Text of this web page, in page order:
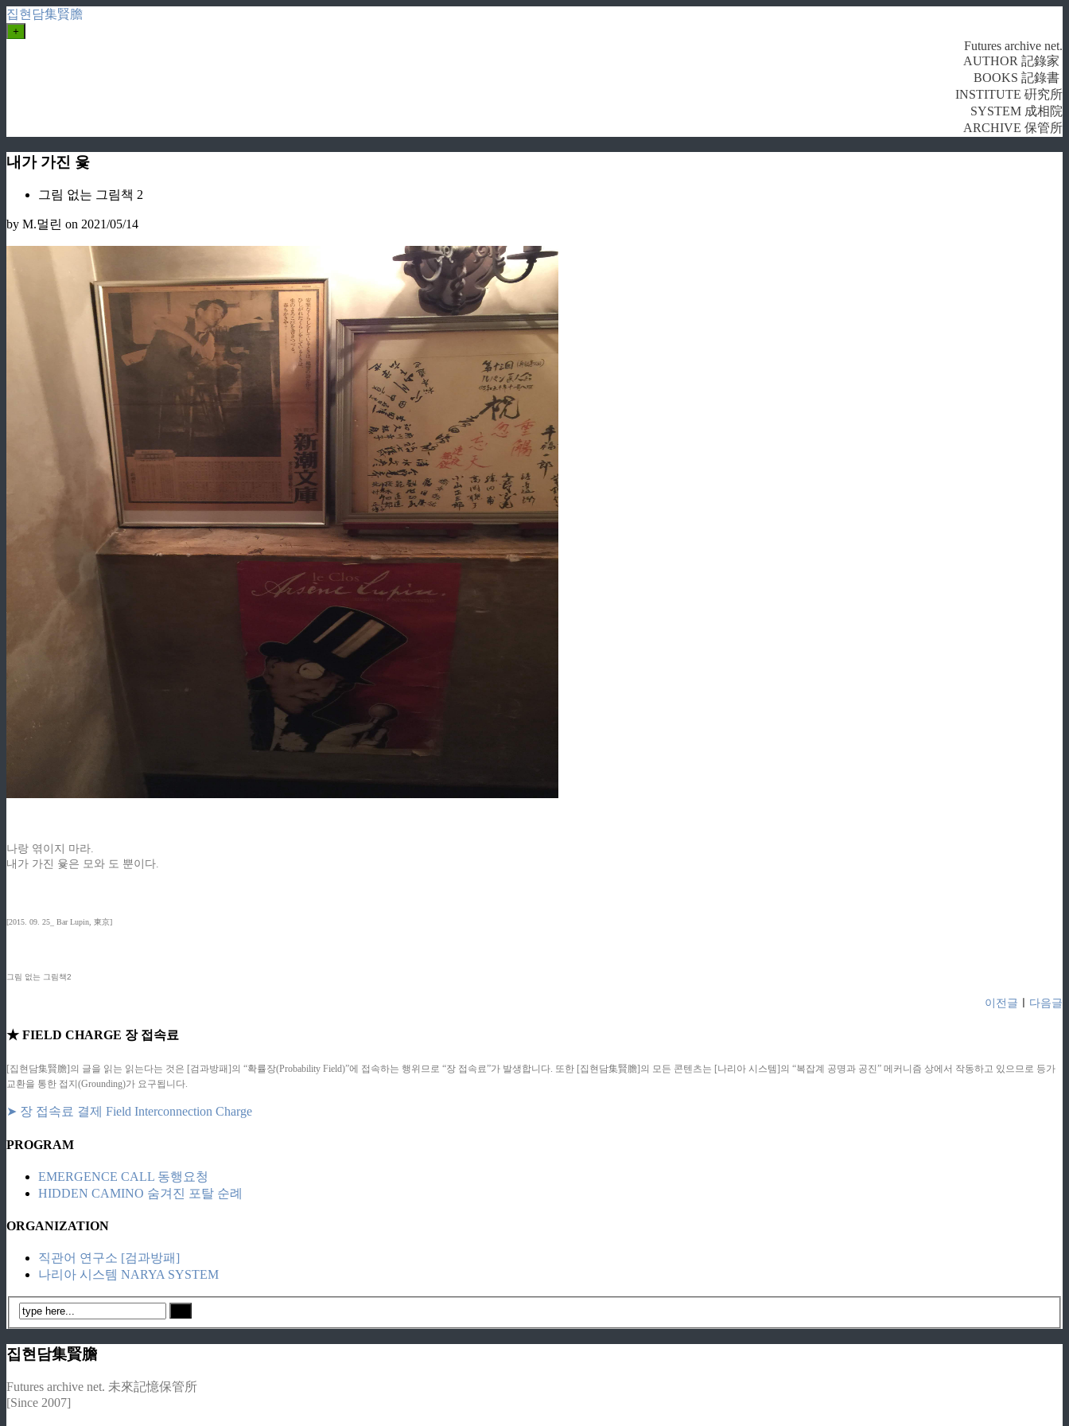
집현담集賢膽
+
Futures archive net.
AUTHOR 記錄家
BOOKS 記錄書
INSTITUTE 硏究所
SYSTEM 成相院
ARCHIVE 保管所
내가 가진 윷
그림 없는 그림책 2
by M.멀린 on 2021/05/14
나랑 엮이지 마라.
내가 가진 윷은 모와 도 뿐이다.
[2015. 09. 25_ Bar Lupin, 東京]
그림 없는 그림책2
이전글 다음글
★ FIELD CHARGE 장 접속료
[집현담集賢膽]의 글을 읽는 읽는다는 것은 [검과방패]의 “확률장(Probability Field)”에 접속하는 행위므로 “장 접속료”가 발생합니다. 또한 [집현담集賢膽]의 모든 콘텐츠는 [나리아 시스템]의 “복잡계 공명과 공진” 메커니즘 상에서 작동하고 있으므로 등가
교환을 통한 접지(Grounding)가 요구됩니다.
➤ 장 접속료 결제 Field Interconnection Charge
PROGRAM
EMERGENCE CALL 동행요청
HIDDEN CAMINO 숨겨진 포탈 순례
ORGANIZATION
직관어 연구소 [검과방패]
나리아 시스템 NARYA SYSTEM
집현담集賢膽
Futures archive net. 未來記憶保管所
[Since 2007]